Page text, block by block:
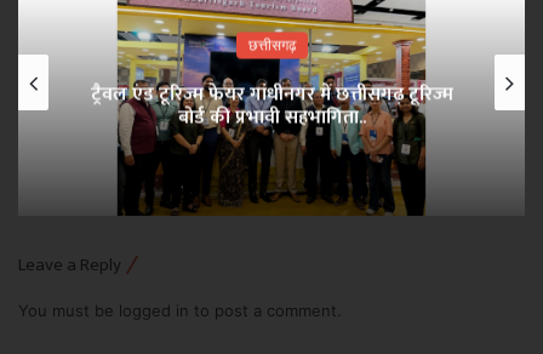
छत्तीसगढ़
ट्रैवल एंड टूरिज्म फेयर गांधीनगर में छत्तीसगढ़ टूरिज्म
बोर्ड की प्रभावी सहभागिता..
Leave a Reply
You must be logged in to post a comment.